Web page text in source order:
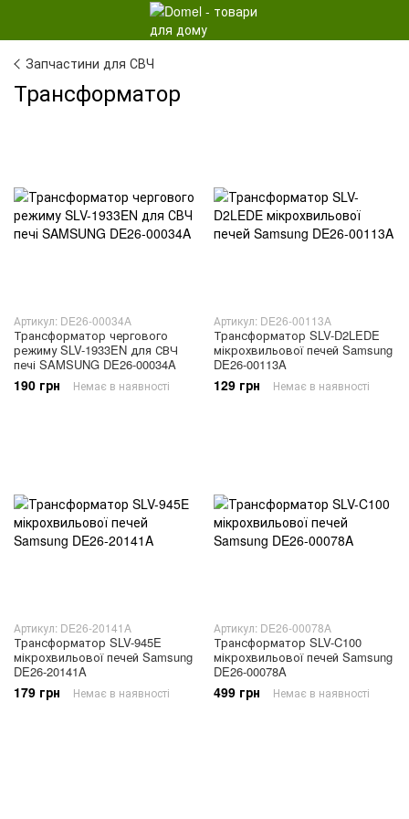
Запчастини для СВЧ
Трансформатор
Артикул: DE26-00034A
Трансформатор чергового
режиму SLV-1933EN для СВЧ
печі SAMSUNG DE26-00034A
190 грн Немає в наявності
Артикул: DE26-00113A
Трансформатор SLV-D2LEDE
мікрохвильової печей Samsung
DE26-00113A
129 грн Немає в наявності
Артикул: DE26-20141A
Трансформатор SLV-945E
мікрохвильової печей Samsung
DE26-20141A
179 грн Немає в наявності
Артикул: DE26-00078A
Трансформатор SLV-C100
мікрохвильової печей Samsung
DE26-00078A
499 грн Немає в наявності